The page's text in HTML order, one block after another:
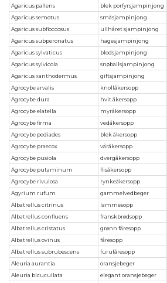
Agaricus pallens
blek porfyrsjampinjong
Agaricus semotus
småsjampinjong
Agaricus subfloccosus
ullhåret sjampinjong
Agaricus subperonatus
hagesjampinjong
Agaricus sylvaticus
blodsjampinjong
Agaricus sylvicola
snøballsjampinjong
Agaricus xanthodermus
giftsjampinjong
Agrocybe arvalis
knollåkersopp
Agrocybe dura
hvit åkersopp
Agrocybe elatella
myråkersopp
Agrocybe firma
vedåkersopp
Agrocybe pediades
blek åkersopp
Agrocybe praecox
våråkersopp
Agrocybe pusiola
dvergåkersopp
Agrocybe putaminum
flisåkersopp
Agrocybe rivulosa
rynkeåkersopp
Agyrium rufum
gammelvedbeger
Albatrellus citrinus
lammesopp
Albatrellus confluens
franskbrødsopp
Albatrellus cristatus
grønn fåresopp
Albatrellus ovinus
fåresopp
Albatrellus subrubescens
furufåresopp
Aleuria aurantia
oransjebeger
Aleuria bicucullata
elegant oransjebeger